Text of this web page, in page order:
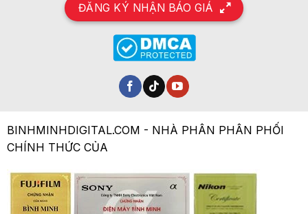
ĐĂNG KÝ NHẬN BÁO GIÁ
BINHMINHDIGITAL.COM - NHÀ PHÂN PHÂN PHỐI
CHÍNH THỨC CỦA